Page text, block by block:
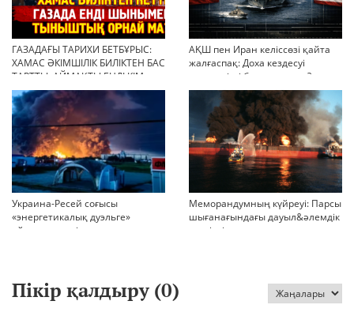
ГАЗАДАҒЫ ТАРИХИ БЕТБҰРЫС:
ХАМАС ӘКІМШІЛІК БИЛІКТЕН БАС
ТАРТТЫ. АЙМАҚТЫ ЕНДІ КІМ
БАСҚАРАДЫ?
АҚШ пен Иран келіссөзі қайта
жалғаспақ: Доха кездесуі
шиеленісті бәсеңдете ме?
Украина-Ресей соғысы
«энергетикалық дуэльге»
айналып кетті
Меморандумның күйреуі: Парсы
шығанағындағы дауыл&әлемдік
тәртіптің сын сағаты соғып тұр
Пікір қалдыру (0)